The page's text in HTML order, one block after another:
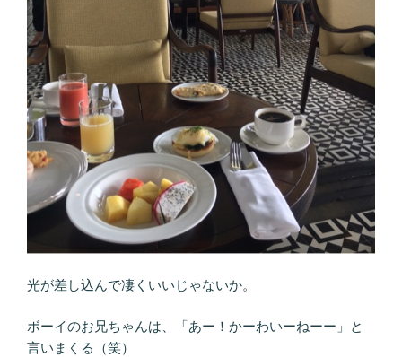
光が差し込んで凄くいいじゃないか。
ボーイのお兄ちゃんは、「あー！かーわいーねーー」と
言いまくる（笑）